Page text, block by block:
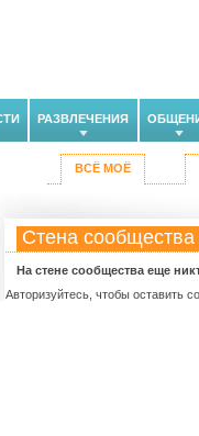
РАЗВЛЕЧЕНИЯ
ВСЁ МОЁ
Стена сообщества
На стене сообщества еще
Авторизуйтесь, чтобы оставить